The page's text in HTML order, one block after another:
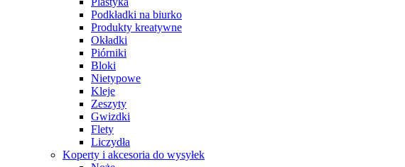
Podkładki na biurko
Produkty kreatywne
Okładki
Piórniki
Bloki
Nietypowe
Kleje
Zeszyty
Gwizdki
Flety
Liczydła
Koperty i akcesoria do wysyłek